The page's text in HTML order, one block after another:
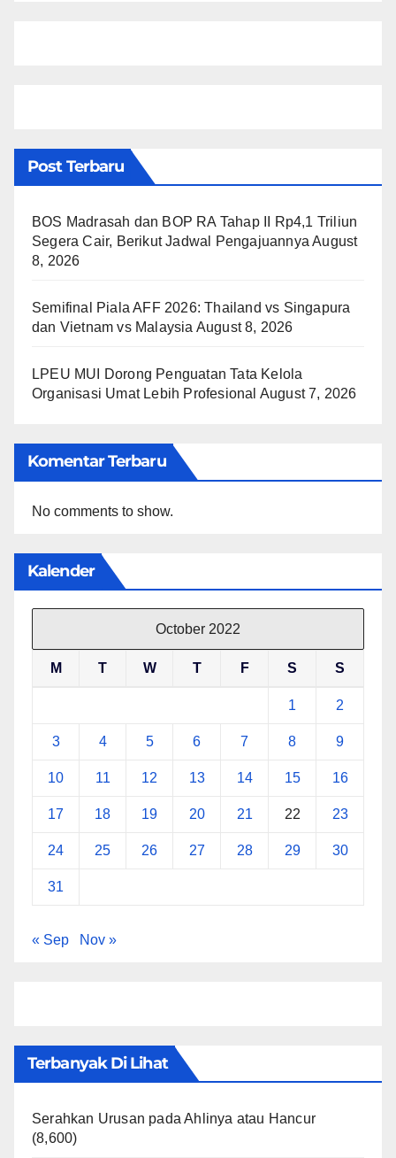
Post Terbaru
BOS Madrasah dan BOP RA Tahap II Rp4,1 Triliun
Segera Cair, Berikut Jadwal Pengajuannya August
8, 2026
Semifinal Piala AFF 2026: Thailand vs Singapura
dan Vietnam vs Malaysia August 8, 2026
LPEU MUI Dorong Penguatan Tata Kelola
Organisasi Umat Lebih Profesional August 7, 2026
Komentar Terbaru
No comments to show.
Kalender
October 2022
M T W T F S S
1 2
3 4 5 6 7 8 9
10 11 12 13 14 15 16
17 18 19 20 21 22 23
24 25 26 27 28 29 30
31
« Sep Nov »
Terbanyak Di Lihat
Serahkan Urusan pada Ahlinya atau Hancur
(8,600)